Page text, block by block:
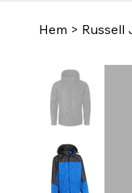
Hem > Russell